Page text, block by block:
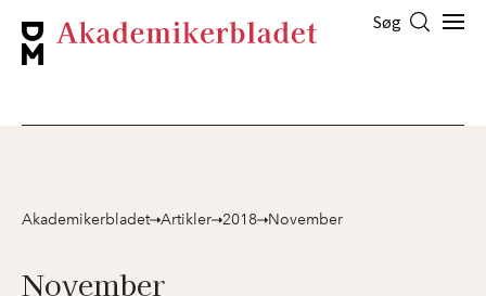
Søg
Akademikerbladet Artikler 2018 November
November